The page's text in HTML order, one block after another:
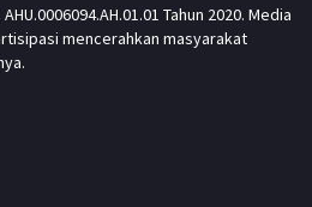
Tahun 2020. Media
mencerahkan masyarakat